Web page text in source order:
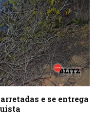
e se entrega